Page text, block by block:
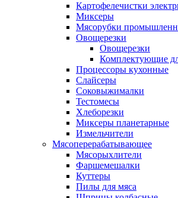
Картофелечистки
Миксеры
Мясорубки
Овощерезки
Овощерезки
Комплектующие
Процессоры кухонные
Слайсеры
Соковыжималки
Тестомесы
Хлеборезки
Миксеры планетарные
Измельчители
Мясоперерабатывающее
Мясорыхлители
Фаршемешалки
Куттеры
Пилы для мяса